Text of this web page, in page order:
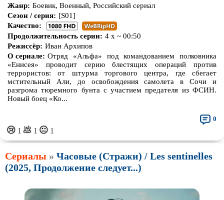
Жанр: Боевик, Военный, Российский сериал
Сезон / серия: [S01]
Качество:
Продолжительность серии: 4 х ~ 00:50
Режиссёр: Иван Архипов
О сериале: Отряд «Альфа» под командованием полковника
«Енисея» проводит серию блестящих операций против
террористов: от штурма торгового центра, где сбегает
мстительный Али, до освобождения самолета в Сочи и
разгрома тюремного бунта с участием предателя из ФСИН.
Новый боец ​​«Ко...
😢 1 💩 1 😐 1
0
Сериалы » Часовые (Стражи) / Les sentinelles
(2025, Продолжение следует...)